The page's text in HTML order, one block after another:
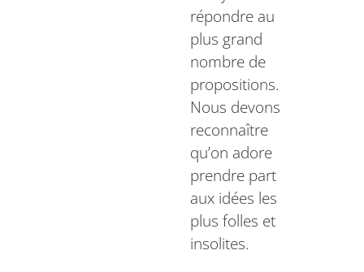
répondre au
plus grand
nombre de
propositions.
Nous devons
reconnaître
qu’on adore
prendre part
aux idées les
plus folles et
insolites.